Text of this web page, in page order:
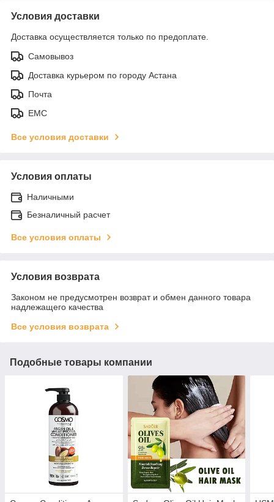
Условия доставки
Доставка осуществляется только по предоплате.
Самовывоз
Доставка курьером по городу Астана
Почта
ЕМС
Все условия доставки
Условия оплаты
Наличными
Безналичный расчет
Все условия оплаты
Условия возврата
Законом не предусмотрен возврат и обмен данного товара
надлежащего качества
Все условия возврата
Подобные товары компании